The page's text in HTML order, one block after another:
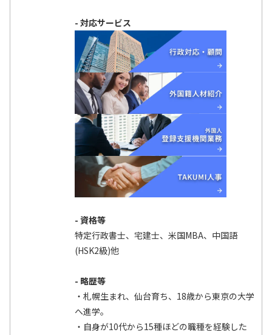
- 対応サービス
- 資格等
特定行政書士、宅建士、米国MBA、中国語
(HSK2級)他
- 略歴等
・札幌生まれ、仙台育ち、18歳から東京の大学
へ進学。
・自身が10代から15種ほどの職種を経験した